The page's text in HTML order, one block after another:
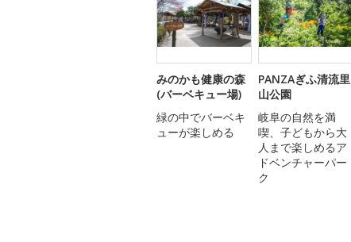
みのかも健康の森
(バーベキュー場)
緑の中でバーベキ
ューが楽しめる
PANZAぎふ清流里
山公園
岐阜の自然を満
喫、子どもから大
人まで楽しめるア
ドベンチャーパー
ク